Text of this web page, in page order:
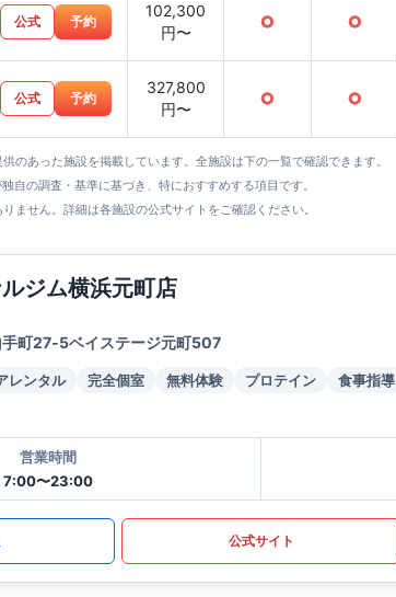
公式 予約
102,300
円〜
○ ○
公式 予約
327,800
円〜
○ ○
のあった施設を掲載しています。全施設は下の一覧で確認できます。
自の調査・基準に基づき、特におすすめする項目です。
ません。詳細は各施設の公式サイトをご確認ください。
ジム横浜元町店
町27‐5ベイステージ元町507
レンタル 完全個室 無料体験 プロテイン
食事指導
営業時間
7:00〜23:00
公式サイト